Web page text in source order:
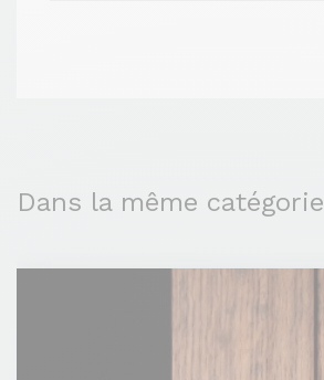
Dans la même catégorie